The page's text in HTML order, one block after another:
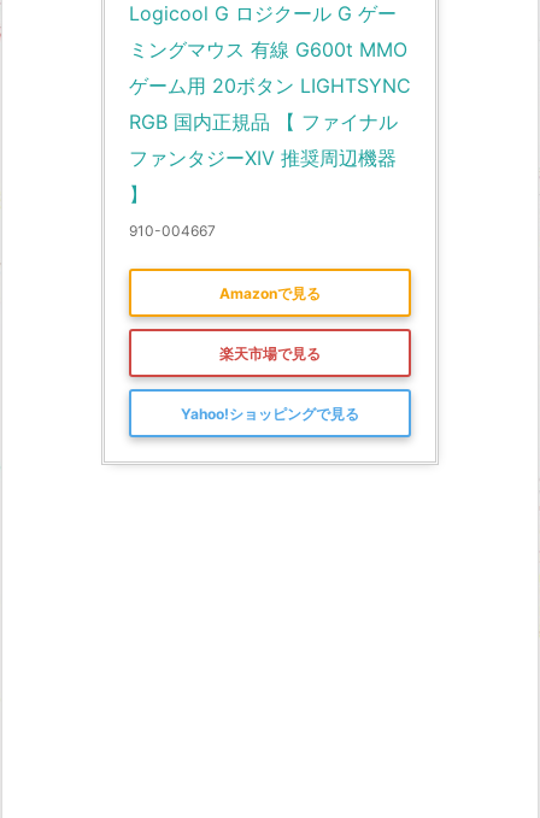
Logicool G ロジクール G ゲー
ミングマウス 有線 G600t MMO
ゲーム用 20ボタン LIGHTSYNC
RGB 国内正規品 【 ファイナル
ファンタジーXIV 推奨周辺機器
】
910-004667
Amazonで見る
楽天市場で見る
Yahoo!ショッピングで見る